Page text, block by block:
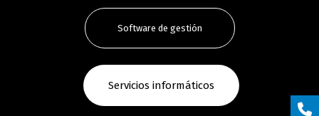
Software de gestión
Servicios informáticos